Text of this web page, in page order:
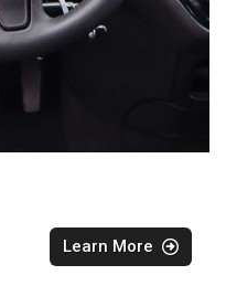
Learn More